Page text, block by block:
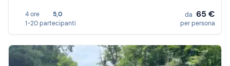
4 ore
5,0
1-20 partecipanti
da 65 €
per persona